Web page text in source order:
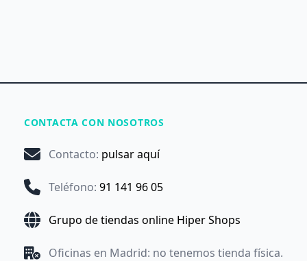
CONTACTA CON NOSOTROS
Contacto: pulsar aquí
Teléfono: 91 141 96 05
Grupo de tiendas online Hiper Shops
Oficinas en Madrid: no tenemos tienda física.